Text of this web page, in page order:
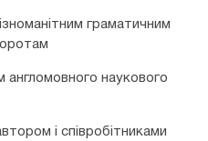
граматичним
наукового
і співробітниками